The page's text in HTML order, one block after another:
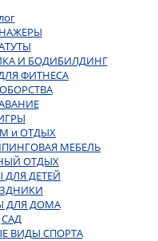
И БОДИБИЛДИНГ
ФИТНЕСА
и ОТДЫХ
МЕБЕЛЬ
ОТДЫХ
ДЛЯ ДЕТЕЙ
ДЛЯ ДОМА
САД
ВИДЫ СПОРТА